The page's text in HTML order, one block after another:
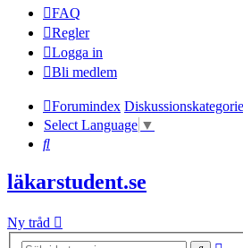
FAQ
Regler
Logga in
Bli medlem
Forumindex
Select Language ▼
Sök
läkarstudent.se
Ny tråd